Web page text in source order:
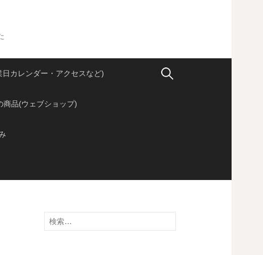
カレンダー・アクセスなど)
商品(ウェブショップ)
検
検
索: